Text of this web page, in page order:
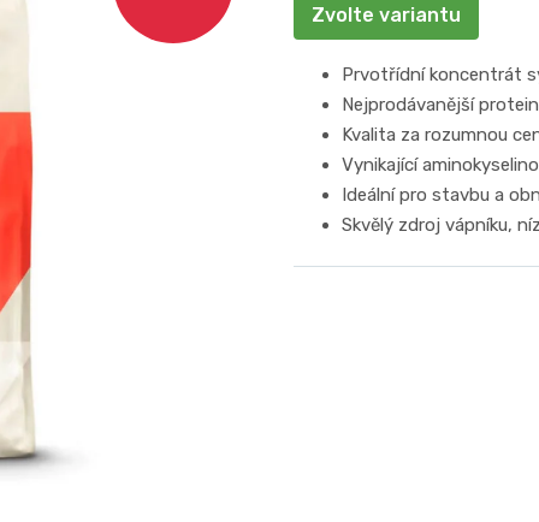
cena:
Zvolte variantu
Prvotřídní koncentrát
Nejprodávanější
Kvalita za rozumnou
Vynikající
Ideální pro stavbu a
Skvělý zdroj vápníku,